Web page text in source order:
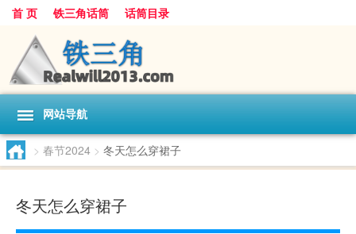
首 页 铁三角话筒 话筒目录
网站导航
> 春节2024 > 冬天怎么穿裙子
冬天怎么穿裙子